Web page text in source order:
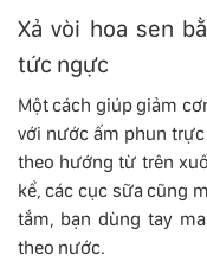
Xả vòi hoa sen
tức ngực
Một cách giúp giảm
với nước ấm phun
theo hướng từ trên
kể, các cục sữa cũng
tắm, bạn dùng tay
theo nước.